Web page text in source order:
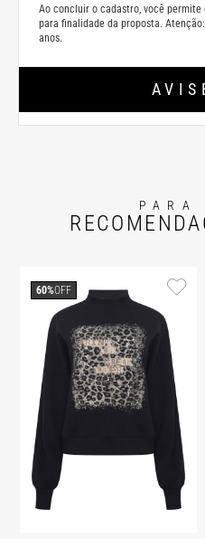
Ao concluir o cadastro, você
para finalidade da proposta.
anos.
PARA
60%OFF